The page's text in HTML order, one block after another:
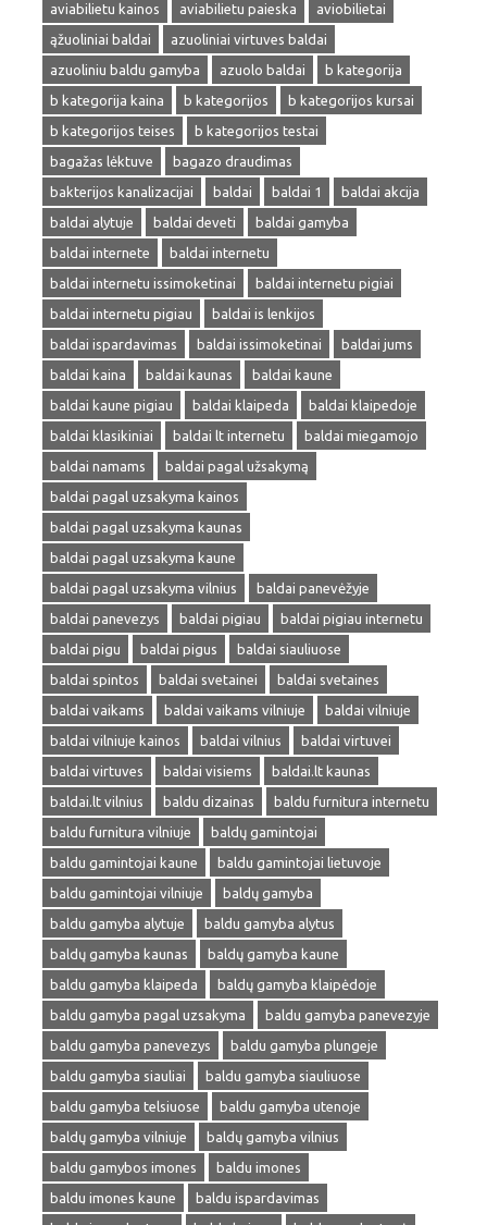
aviabilietu kainos
aviabilietu paieska
aviobilietai
ąžuoliniai baldai
azuoliniai virtuves baldai
azuoliniu baldu gamyba
azuolo baldai
b kategorija
b kategorija kaina
b kategorijos
b kategorijos kursai
b kategorijos teises
b kategorijos testai
bagažas lėktuve
bagazo draudimas
bakterijos kanalizacijai
baldai baldai 1
baldai akcija
baldai alytuje
baldai deveti
baldai gamyba
baldai internete
baldai internetu
baldai internetu issimoketinai
baldai internetu pigiai
baldai internetu pigiau
baldai is lenkijos
baldai ispardavimas
baldai issimoketinai
baldai jums
baldai kaina
baldai kaunas
baldai kaune
baldai kaune pigiau
baldai klaipeda
baldai klaipedoje
baldai klasikiniai
baldai lt internetu
baldai miegamojo
baldai namams
baldai pagal užsakymą
baldai pagal uzsakyma kainos
baldai pagal uzsakyma kaunas
baldai pagal uzsakyma kaune
baldai pagal uzsakyma vilnius
baldai panevėžyje
baldai panevezys
baldai pigiau
baldai pigiau internetu
baldai pigu
baldai pigus
baldai siauliuose
baldai spintos
baldai svetainei
baldai svetaines
baldai vaikams
baldai vaikams vilniuje
baldai vilniuje
baldai vilniuje kainos
baldai vilnius
baldai virtuvei
baldai virtuves
baldai visiems
baldai.lt kaunas
baldai.lt vilnius
baldu dizainas
baldu furnitura internetu
baldu furnitura vilniuje
baldų gamintojai
baldu gamintojai kaune
baldu gamintojai lietuvoje
baldu gamintojai vilniuje
baldų gamyba
baldu gamyba alytuje
baldu gamyba alytus
baldų gamyba kaunas
baldų gamyba kaune
baldu gamyba klaipeda
baldų gamyba klaipėdoje
baldu gamyba pagal uzsakyma
baldu gamyba panevezyje
baldu gamyba panevezys
baldu gamyba plungeje
baldu gamyba siauliai
baldu gamyba siauliuose
baldu gamyba telsiuose
baldu gamyba utenoje
baldų gamyba vilniuje
baldų gamyba vilnius
baldu gamybos imones
baldu imones
baldu imones kaune
baldu ispardavimas